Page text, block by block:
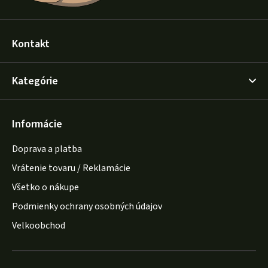
Kontakt
Kategórie
Informácie
Doprava a platba
Vrátenie tovaru / Reklamácie
Všetko o nákupe
Podmienky ochrany osobných údajov
Velkoobchod